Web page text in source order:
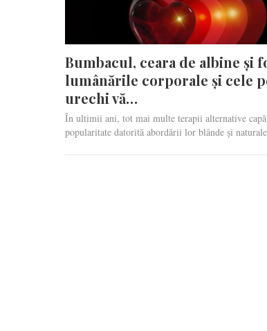
Bumbacul, ceara de albine și
lumânările corporale și cele
urechi vă…
În ultimii ani, tot mai multe terapii alternative
popularitate datorită abordării lor blânde și